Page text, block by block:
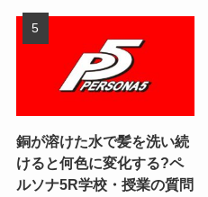
銅が溶けた水で髪を洗い続
けると何色に変化する?ペ
ルソナ5R学校・授業の質問